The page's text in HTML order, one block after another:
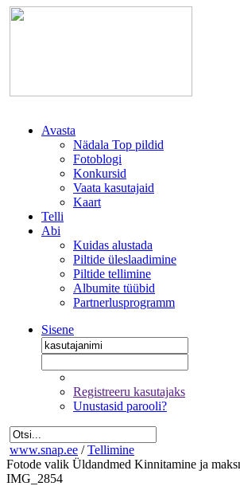
Avasta
Nädala Top pildid
Fotoblogi
Konkursid
Vaata kasutajaid
Kaart
Telli
Abi
Kuidas alustada
Piltide üleslaadimine
Piltide tellimine
Albumite tüübid
Partnerlusprogramm
Sisene
Registreeru kasutajaks
Unustasid parooli?
www.snap.ee / Tellimine
Fotode valik Üldandmed Kinnitamine ja
IMG_2854